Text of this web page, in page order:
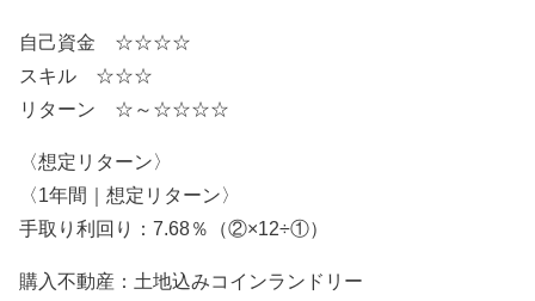
自己資金 ☆☆☆☆
スキル ☆☆☆
リターン ☆～☆☆☆☆
〈想定リターン〉
〈1年間｜想定リターン〉
手取り利回り：7.68％（②×12÷①）
購入不動産：土地込みコインランドリー